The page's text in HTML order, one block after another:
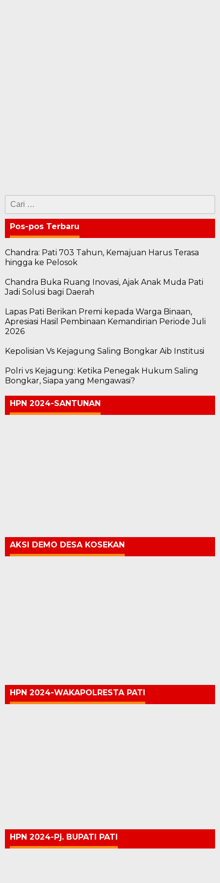
Cari
untuk:
Pos-pos Terbaru
Chandra: Pati 703 Tahun, Kemajuan Harus Terasa
hingga ke Pelosok
Chandra Buka Ruang Inovasi, Ajak Anak Muda Pati
Jadi Solusi bagi Daerah
Lapas Pati Berikan Premi kepada Warga Binaan,
Apresiasi Hasil Pembinaan Kemandirian Periode Juli
2026
Kepolisian Vs Kejagung Saling Bongkar Aib Institusi
Polri vs Kejagung: Ketika Penegak Hukum Saling
Bongkar, Siapa yang Mengawasi?
HPN 2024-SANTUNAN
AKSI DEMO DESA KOSEKAN
HPN 2024-WAKAPOLRESTA PATI
HPN 2024-Pj. BUPATI PATI